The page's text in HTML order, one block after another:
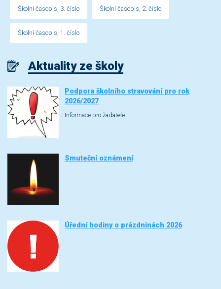
Školní časopis, 3. číslo Školní časopis, 2. číslo
Školní časopis, 1. číslo
Aktuality ze školy
Podpora školního stravování pro rok
2026/2027
Informace pro žadatele.
Smuteční oznámení
Úřední hodiny o prázdninách 2026